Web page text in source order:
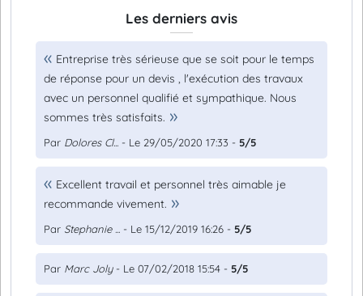
Les derniers avis
Entreprise très sérieuse que se soit pour le temps
de réponse pour un devis , l'exécution des travaux
avec un personnel qualifié et sympathique. Nous
sommes très satisfaits.
Par Dolores Cl... - Le 29/05/2020 17:33 - 5/5
Excellent travail et personnel très aimable je
recommande vivement.
Par Stephanie ... - Le 15/12/2019 16:26 - 5/5
Par Marc Joly- Le 07/02/2018 15:54 - 5/5